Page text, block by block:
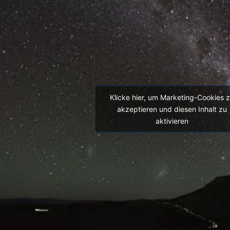
Klicke hier, um Marketing-Cookies
akzeptieren und diesen Inhalt zu
aktivieren